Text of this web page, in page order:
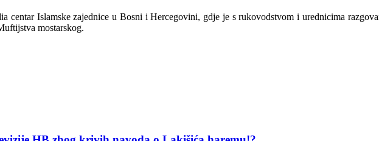
centar Islamske zajednice u Bosni i Hercegovini, gdje je s rukovodstvom i urednicima
mostarskog.